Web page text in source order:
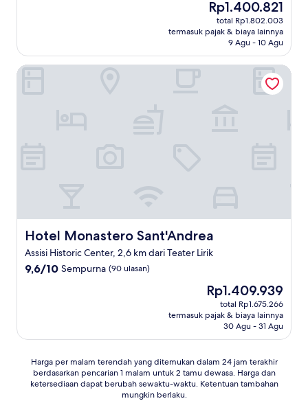
Harga
sekarang
Rp1.400.821
Rp1.400.821
total Rp1.802.003
termasuk pajak & biaya lainnya
9 Agu - 10 Agu
Hotel Monastero Sant'Andrea
Hotel Monastero Sant'Andrea
Assisi Historic Center, 2,6 km dari Teater Lirik
9.6
9,6/10 Sempurna (90 ulasan)
Harga
sekarang
Rp1.409.939
Rp1.409.939
total Rp1.675.266
termasuk pajak & biaya lainnya
30 Agu - 31 Agu
Hotel Monastero Sant'Andrea
Harga
malam
Harga per malam terendah yang ditemukan dalam 24 jam terakhir
berdasarkan pencarian 1 malam untuk 2 tamu dewasa. Harga dan
ketersediaan dapat berubah sewaktu-waktu. Ketentuan tambahan
mungkin berlaku.